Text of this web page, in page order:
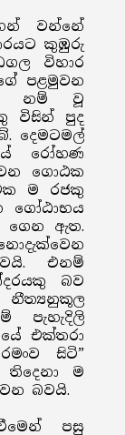
වන්නේ
කුඹුරු
විහාර
පළමුවන
නම් වූ
විසින් පුද
දෙමටමල්
රෝහණ
ගොඨක
ම රජකු
ගෝඨාභය
ගෙන ඇත.
එනම්
බව
නීත්‍යනුකූල
එක්තරා
සිටි”
තිදෙනා ම
බවයි.
පසු